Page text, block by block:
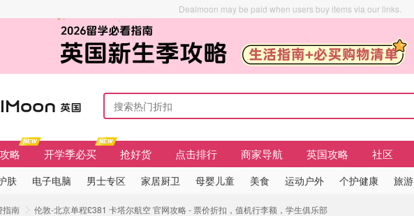
Dealmoon may be paid when users buy items via our links.
略 开学季必买 抢好货 点击排行 商家导航 英国攻略 社区
肤 电子电脑 男士专区 家居厨卫 母婴儿童 美食 运动户外 个护健康 旅游
指南 伦敦-北京单程£381 卡塔尔航空 官网攻略 - 票价折扣，值机行李额，学生俱乐部